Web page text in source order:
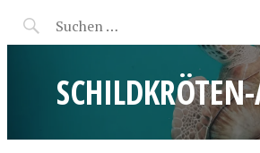
RW-
FOTOGRAFIN
UMGEBUNG